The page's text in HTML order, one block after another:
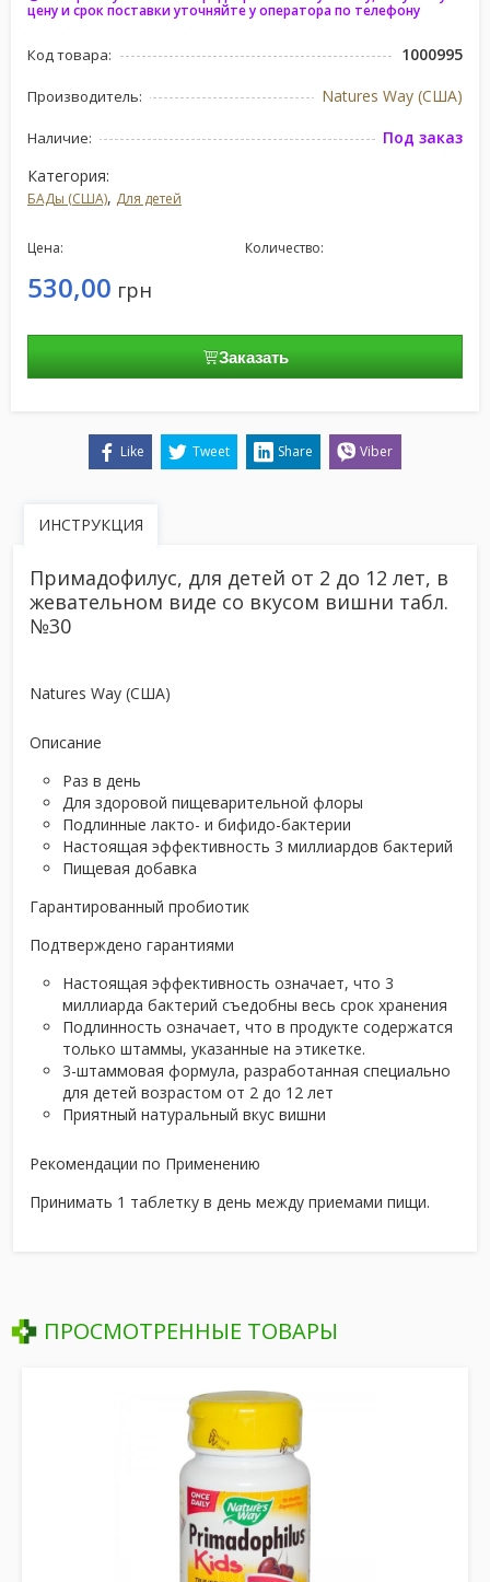
цену и срок поставки уточняйте у оператора по телефону
Код товара: 1000995
Производитель: Natures Way (США)
Наличие:
Под заказ
Категория:
БАДы (США), Для детей
Цена:
530,00 грн
Количество:
Заказать
Like Tweet Share Viber
ИНСТРУКЦИЯ
Примадофилус, для детей от 2 до 12 лет, в
жевательном виде со вкусом вишни табл.
№30
Natures Way (США)
Описание
Раз в день
Для здоровой пищеварительной флоры
Подлинные лакто- и бифидо-бактерии
Настоящая эффективность 3 миллиардов бактерий
Пищевая добавка
Гарантированный пробиотик
Подтверждено гарантиями
Настоящая эффективность означает, что 3
миллиарда бактерий съедобны весь срок хранения
Подлинность означает, что в продукте содержатся
только штаммы, указанные на этикетке.
3-штаммовая формула, разработанная специально
для детей возрастом от 2 до 12 лет
Приятный натуральный вкус вишни
Рекомендации по Применению
Принимать 1 таблетку в день между приемами пищи.
ПРОСМОТРЕННЫЕ ТОВАРЫ